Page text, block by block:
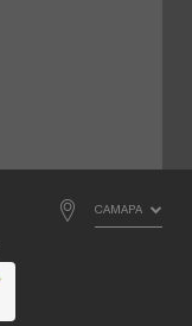
САМАРА